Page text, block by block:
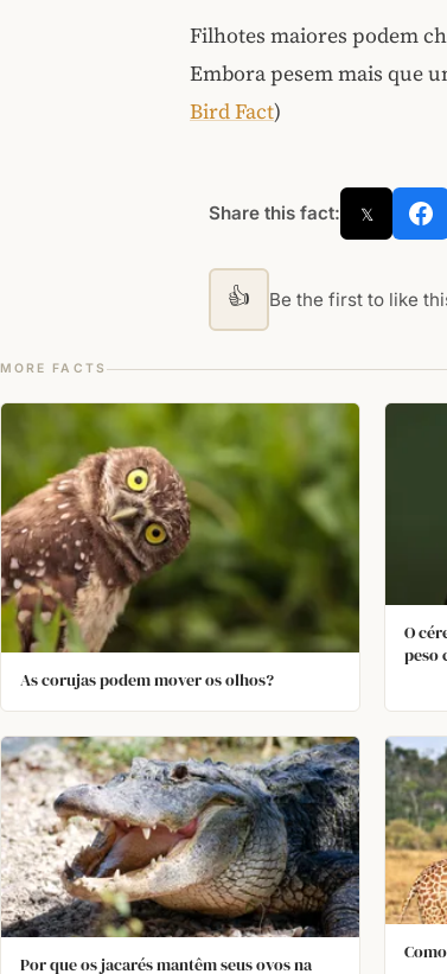
Filhotes maiores podem
Embora pesem mais que
Bird Fact)
Share this fact: 𝕏
👍 Be the first to like
MORE FACTS
As corujas podem mover os olhos?
O
peso
Por que os jacarés mantêm seus ovos na